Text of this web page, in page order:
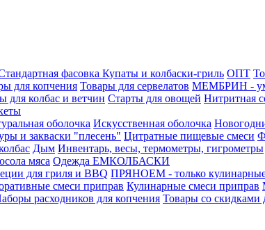
фасовка Купаты и колбаски-гриль ОПТ
для копчения Товары для сервелатов МЕМБРИН -
для колбас и ветчин Старты для овощей Нитритная
оболочка Искусственная оболочка
и закваски "плесень" Цитратные пищевые смеси
Дым Инвентарь, весы, термометры, гигрометры
мяса Одежда ЕМКОЛБАСКИ
для гриля и BBQ ПРЯНОЕМ - только
смеси приправ Кулинарные смеси приправ
расходников для копчения Товары со